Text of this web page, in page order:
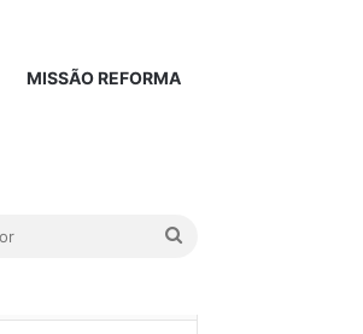
MISSÃO REFORMA